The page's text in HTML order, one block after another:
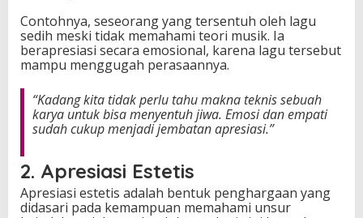
Contohnya, seseorang yang tersentuh oleh lagu
sedih meski tidak memahami teori musik. Ia
berapresiasi secara emosional, karena lagu tersebut
mampu menggugah perasaannya.
“Kadang kita tidak perlu tahu makna teknis sebuah
karya untuk bisa menyentuh jiwa. Emosi dan empati
sudah cukup menjadi jembatan apresiasi.”
2. Apresiasi Estetis
Apresiasi estetis adalah bentuk penghargaan yang
didasari pada kemampuan memahami unsur